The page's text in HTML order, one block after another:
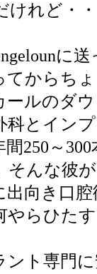
けれど・
に
からち
ルのダ
科とイン
250～
そんな彼
向き口
やらひた
ト専門